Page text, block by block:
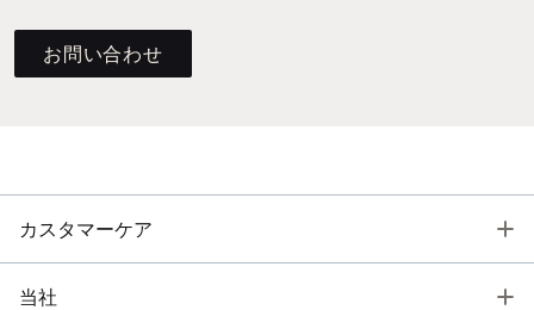
お問い合わせ
カスタマーケア
当社